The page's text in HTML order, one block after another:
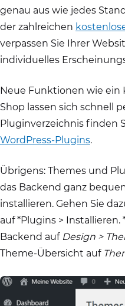
genau aus wie jedes
der zahlreichen
verpassen Sie Ihrer
individuelles
Neue Funktionen wie ein
Shop lassen sich schnell
Pluginverzeichnis finden
WordPress-Plugins.
Übrigens: Themes und
das Backend ganz
installieren. Gehen Sie
auf *Plugins >
Backend auf Design >
Theme-Übersicht auf